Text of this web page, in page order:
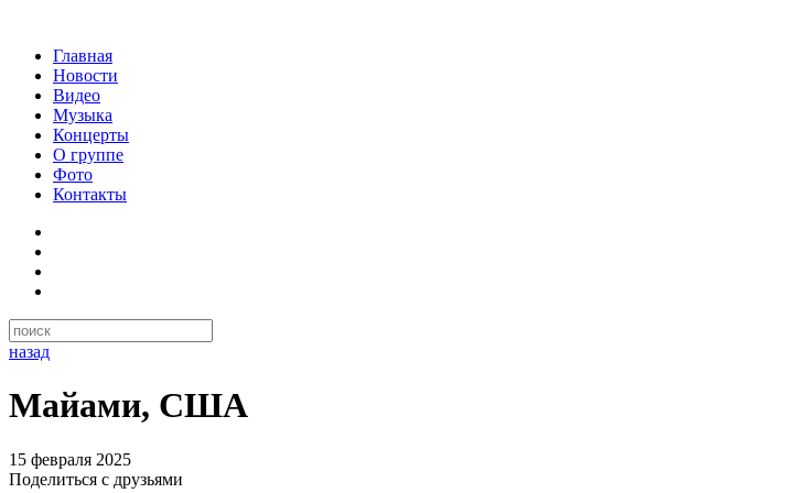
Главная
Новости
Видео
Музыка
Концерты
О группе
Фото
Контакты
назад
Майами, США
15 февраля 2025
Поделиться с друзьями